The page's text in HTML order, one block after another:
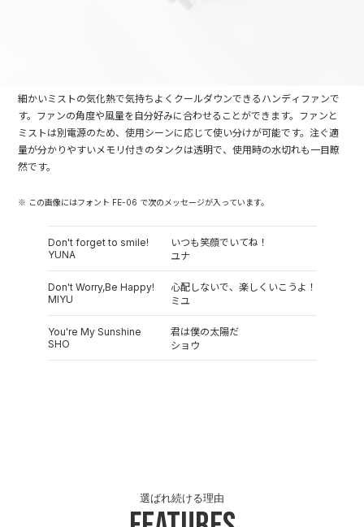
細かいミストの気化熱で気持ちよくクールダウンできるハンディファンで
す。ファンの角度や風量を自分好みに合わせることができます。ファンと
ミストは別電源のため、使用シーンに応じて使い分けが可能です。注ぐ適
量が分かりやすいメモリ付きのタンクは透明で、使用時の水切れも一目瞭
然です。
※ この画像にはフォント FE-06 で次のメッセージが入っています。
Don't forget to smile!
YUNA
いつも笑顔でいてね！
ユナ
Don't Worry,Be Happy!
MIYU
心配しないで、楽しくいこうよ！
ミユ
You're My Sunshine
SHO
君は僕の太陽だ
ショウ
選ばれ続ける理由